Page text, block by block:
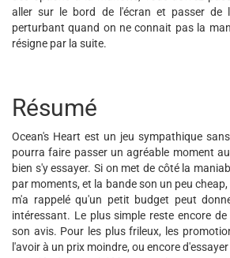
aller sur le bord de l'écran et passer de
perturbant quand on ne connait pas la
résigne par la suite.
Résumé
Ocean's Heart est un jeu sympathique
pourra faire passer un agréable moment
bien s'y essayer. Si on met de côté la
par moments, et la bande son un peu
m'a rappelé qu'un petit budget peut
intéressant. Le plus simple reste encore
son avis. Pour les plus frileux, les
l'avoir à un prix moindre, ou encore